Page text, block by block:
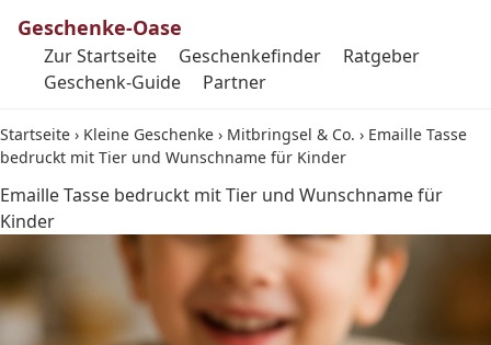
Geschenke-Oase
Zur Startseite Geschenkefinder
Ratgeber
Geschenk-Guide
Partner
Startseite › Kleine Geschenke › Mitbringsel & Co. › Emaille Tasse
bedruckt mit Tier und Wunschname für Kinder
Emaille Tasse bedruckt mit Tier und Wunschname für
Kinder